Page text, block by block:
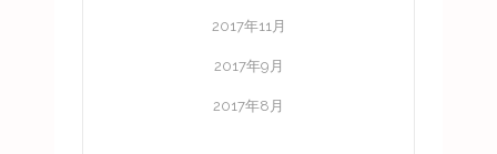
2017年11月
2017年9月
2017年8月